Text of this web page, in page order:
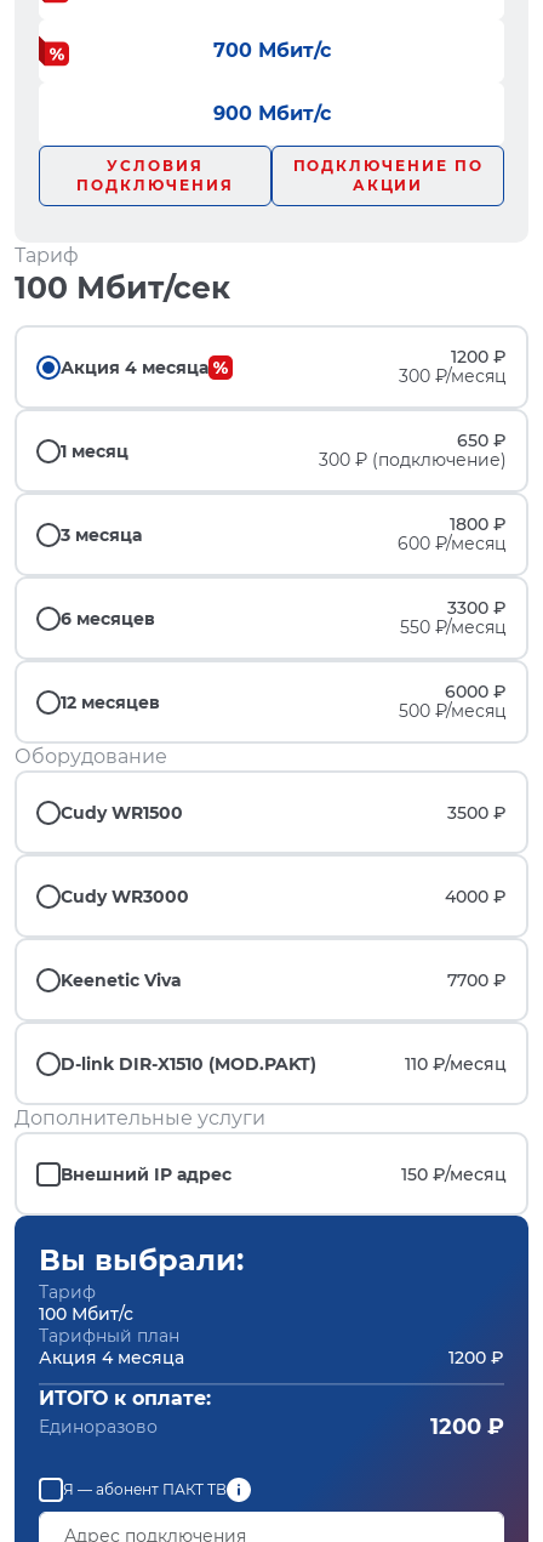
700 Мбит/с
900 Мбит/с
УСЛОВИЯ
ПОДКЛЮЧЕНИЯ
ПОДКЛЮЧЕНИЕ ПО
АКЦИИ
Тариф
100 Мбит/сек
Акция 4 месяца
1200 ₽
300 ₽/месяц
1 месяц
650 ₽
300 ₽ (подключение)
3 месяца
1800 ₽
600 ₽/месяц
6 месяцев
3300 ₽
550 ₽/месяц
12 месяцев
6000 ₽
500 ₽/месяц
Оборудование
Cudy WR1500 3500 ₽
Cudy WR3000 4000 ₽
Keenetic Viva 7700 ₽
D-link DIR-X1510 (MOD.PAKT) 110 ₽/месяц
Дополнительные услуги
Внешний IP адрес 150 ₽/месяц
Вы выбрали:
Тариф
100 Мбит/с
Тарифный план
Акция 4 месяца
1200 ₽
ИТОГО к оплате:
Единоразово 1200 ₽
Я — абонент ПАКТ ТВ